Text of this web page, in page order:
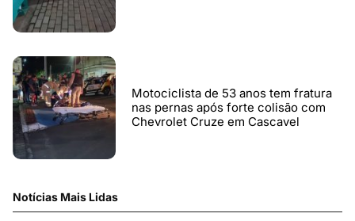
Motociclista de 53 anos tem fratura
nas pernas após forte colisão com
Chevrolet Cruze em Cascavel
Notícias Mais Lidas